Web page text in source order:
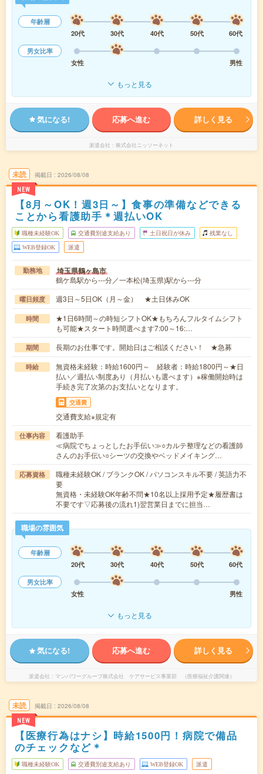
年齢層
20代
30代 40代 50代
60代
男女比率
女性
男性
もっと見る
気になる! 応募へ進む 詳しく見る
派遣会社 株式会社ニッソーネット
未読
NEW
掲載日 2026/08/08
【8月～OK！週3日～】食事の準備などできる
ことから看護助手＊週払いOK
職種未経験OK 交通費別途支給あり 土日祝日が休み 残業なし
WEB登録OK 派遣
勤務地 埼玉県鶴ヶ島市
鶴ケ島駅から---分／一本松(埼玉県)駅から---分
曜日頻度 週3日～5日OK（月～金） ★土日休みOK
時間
★1日6時間～の時短シフトOK★もちろんフルタイムシフト
も可能★スタート時間選べます7:00～16:…
期間 長期のお仕事です。開始日はご相談ください！ ★急募
時給
無資格未経験：時給1600円～ 経験者：時給1800円～★日
払い／週払い制度あり（月払いも選べます）※稼働開始時は
手続き完了次第のお支払いとなります。
交通費
交通費支給※規定有
仕事内容
看護助手
≪病院でちょっとしたお手伝い≫○カルテ整理などの看護師
さんのお手伝い○シーツの交換やベッドメイキング…
応募資格
職種未経験OK / ブランクOK / パソコンスキル不要 / 英語力不
要
無資格・未経験OK年齢不問★10名以上採用予定★履歴書は
不要です▽応募後の流れ1)翌営業日までに担当…
職場の雰囲気
年齢層
20代
30代 40代 50代
60代
男女比率
女性
男性
もっと見る
気になる! 応募へ進む 詳しく見る
派遣会社 マンパワーグループ株式会社 ケアサービス事業部 （医療福祉介護関連）
未読
NEW
掲載日 2026/08/08
【医療行為はナシ】時給1500円！病院で備品
のチェックなど＊
職種未経験OK 交通費別途支給あり WEB登録OK 派遣